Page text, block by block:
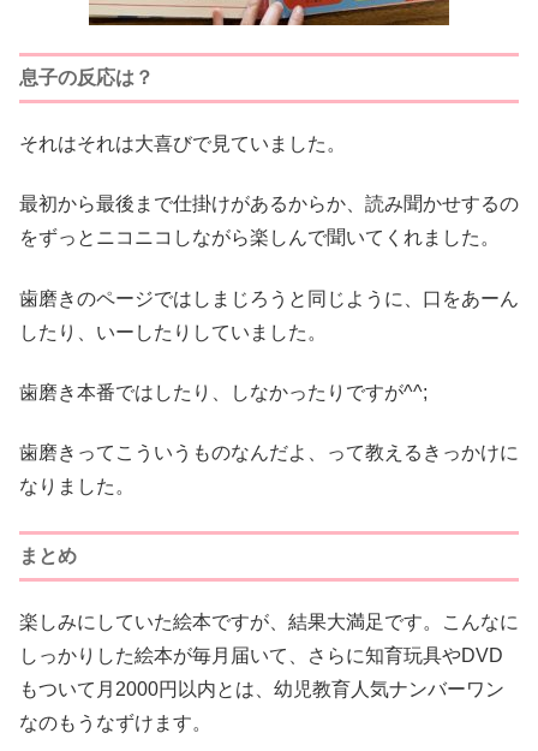
息子の反応は？
それはそれは大喜びで見ていました。
最初から最後まで仕掛けがあるからか、読み聞かせするの
をずっとニコニコしながら楽しんで聞いてくれました。
歯磨きのページではしまじろうと同じように、口をあーん
したり、いーしたりしていました。
歯磨き本番ではしたり、しなかったりですが^^;
歯磨きってこういうものなんだよ、って教えるきっかけに
なりました。
まとめ
楽しみにしていた絵本ですが、結果大満足です。こんなに
しっかりした絵本が毎月届いて、さらに知育玩具やDVD
もついて月2000円以内とは、幼児教育人気ナンバーワン
なのもうなずけます。